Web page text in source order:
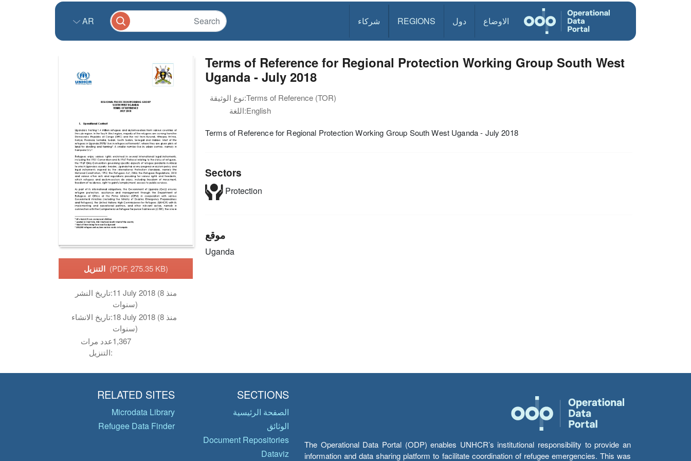
الاوضاع دول REGIONS شركاء AR
التنزيل (PDF, 275.35 KB)
تاريخ النشر:11 July 2018 (منذ 8
سنوات)
تاريخ الانشاء:18 July 2018 (منذ 8
سنوات)
عدد مرات
التنزيل:
1,367
Terms of Reference for Regional Protection Working Group South West
Uganda - July 2018
نوع الوثيقة:Terms of Reference (TOR)
اللغة:English
Terms of Reference for Regional Protection Working Group South West Uganda - July 2018
Sectors
Protection
موقع
Uganda
The Operational Data Portal (ODP) enables UNHCR’s institutional responsibility to provide an
information and data sharing platform to facilitate coordination of refugee emergencies. This was
SECTIONS
الصفحة الرئيسية
الوثائق
Document Repositories
Dataviz
RELATED SITES
Microdata Library
Refugee Data Finder